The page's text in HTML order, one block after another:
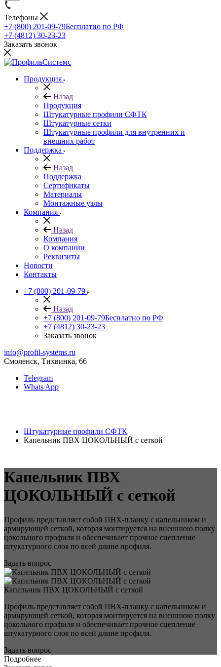
Телефоны
+7 (800) 201-09-79Бесплатно по РФ
+7 (4812) 30-23-23
Заказать звонок
Продукция
Назад
Продукция
Штукатурные профили СФТК
Штукатурные сетки
Штукатурные профили для внутренних и
внешних работ
Поддержка
Назад
Поддержка
Сертификаты
Материалы
Монтажные узлы
Компания
Назад
Компания
О компании
Реквизиты
Новости
Контакты
+7 (800) 201-09-79
Назад
+7 (800) 201-09-79Бесплатно по РФ
+7 (4812) 30-23-23
Заказать звонок
info@profil-systems.ru
Смоленск, Тихвинка, 66
Telegram
Whats App
Штукатурные профили СФТК
Капельник ПВХ ЦОКОЛЬНЫЙ с сеткой
Капельник ПВХ
ЦОКОЛЬНЫЙ с сеткой
Профиль представляет собой ПВХ-планку с капельником и
армирующей сеткой, которая монтируется на внешнюю полку
цокольного профиля и обеспечивает прочное сцепление
штукатурного слоя по всей длине профиля.
Задать вопрос
Капельник ПВХ ЦОКОЛЬНЫЙ с сеткой
Профиль представляет собой ПВХ-планку с капельником и
армирующей сеткой, которая монтируется на внешнюю полку
цокольного профиля и обеспечивает прочное сцепление
штукатурного слоя по всей длине профиля.
Задать вопрос
Подробнее